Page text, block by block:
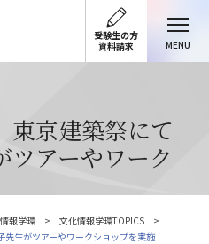
受験生の方
資料請求
MENU
東京建築祭にて
ツアーやワーク
報学環
文化情報学環TOPICS
先生がツアーやワークショップを実施